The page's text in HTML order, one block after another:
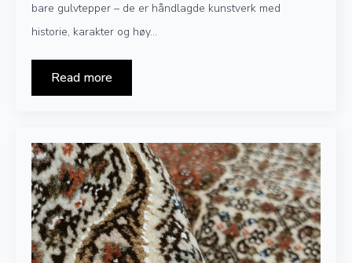
bare gulvtepper – de er håndlagde kunstverk med
historie, karakter og høy…
Read more